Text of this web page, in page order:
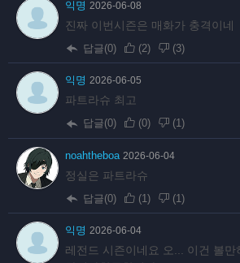
익명 2026-06-08
진짜 이번시즌은 매화가 충격이네
답글(0) (2) (3)
익명 2026-06-05
파트라슈 최고
답글(0) (0) (1)
noahtheboa 2026-06-04
정실은 파트라슈
답글(0) (1) (1)
익명 2026-06-04
레전드 시즌이네요 오... 이건 볼